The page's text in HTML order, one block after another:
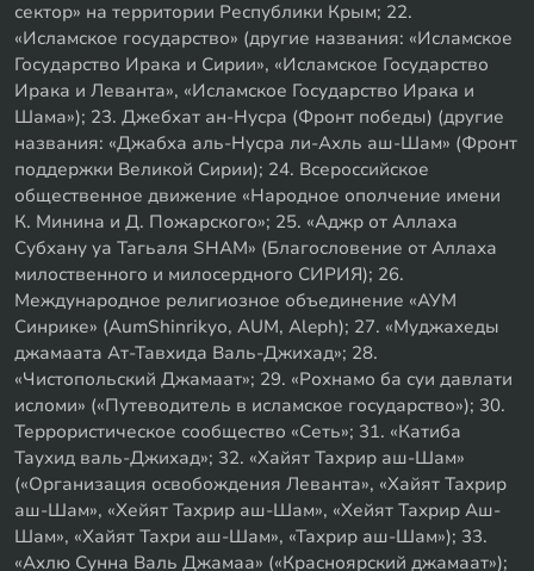
сектор» на территории Республики Крым; 22.
«Исламское государство» (другие названия: «Исламское
Государство Ирака и Сирии», «Исламское Государство
Ирака и Леванта», «Исламское Государство Ирака и
Шама»); 23. Джебхат ан-Нусра (Фронт победы) (другие
названия: «Джабха аль-Нусра ли-Ахль аш-Шам» (Фронт
поддержки Великой Сирии); 24. Всероссийское
общественное движение «Народное ополчение имени
К. Минина и Д. Пожарского»; 25. «Аджр от Аллаха
Субхану уа Тагьаля SHAM» (Благословение от Аллаха
милоственного и милосердного СИРИЯ); 26.
Международное религиозное объединение «АУМ
Синрике» (AumShinrikyo, AUM, Aleph); 27. «Муджахеды
джамаата Ат-Тавхида Валь-Джихад»; 28.
«Чистопольский Джамаат»; 29. «Рохнамо ба суи давлати
исломи» («Путеводитель в исламское государство»); 30.
Террористическое сообщество «Сеть»; 31. «Катиба
Таухид валь-Джихад»; 32. «Хайят Тахрир аш-Шам»
(«Организация освобождения Леванта», «Хайят Тахрир
аш-Шам», «Хейят Тахрир аш-Шам», «Хейят Тахрир Аш-
Шам», «Хайят Тахри аш-Шам», «Тахрир аш-Шам»); 33.
«Ахлю Сунна Валь Джамаа» («Красноярский джамаат»);